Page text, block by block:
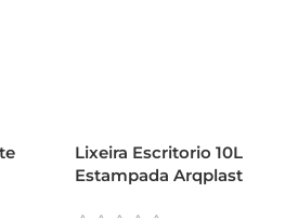
Lixeira Escritorio 10L
Estampada Arqplast